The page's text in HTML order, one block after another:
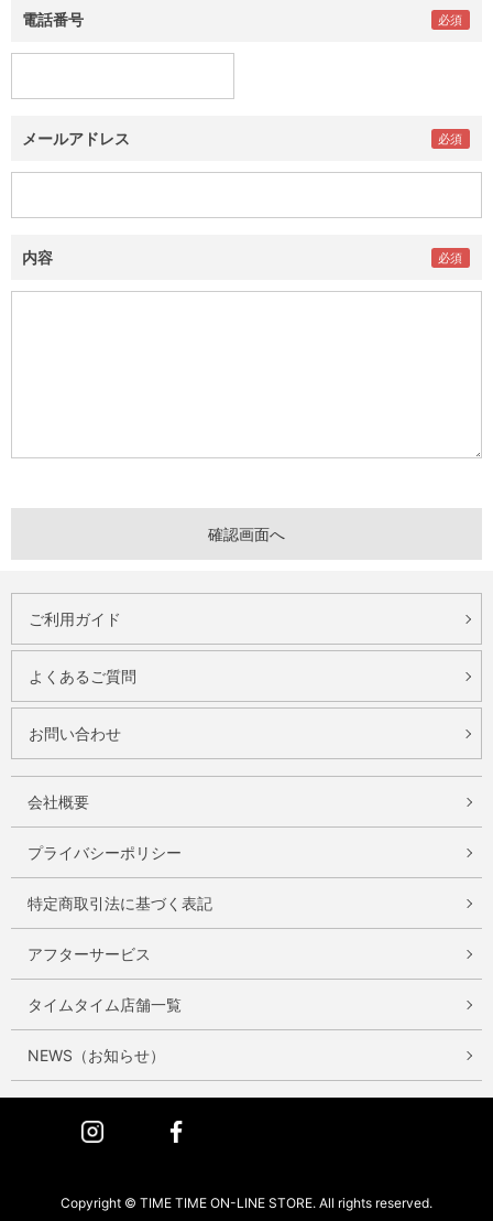
電話番号
メールアドレス
内容
ご利用ガイド
よくあるご質問
お問い合わせ
会社概要
プライバシーポリシー
特定商取引法に基づく表記
アフターサービス
タイムタイム店舗一覧
NEWS（お知らせ）
Instagram
Copyright © TIME TIME ON-LINE STORE. All rights reserved.